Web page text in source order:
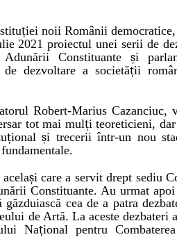
ției noii Românii
2021 proiectul unei serii de
ării Constituanteși
dezvoltare a societății
Robert-Marius Cazanciuc,
tot mai mulți teoreticieni, dar
ționalși treceriiîntr-un nou
și care a servit drept sediu
Constituante. Au urmat apoi
găzduiască cea de a patra
de Artă. La aceste dezbateri
Național pentru